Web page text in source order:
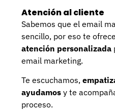
Atención al cliente
Sabemos que el email
sencillo, por eso te
atención personalizada
email marketing.
Te escuchamos,
ayudamos y te
proceso.